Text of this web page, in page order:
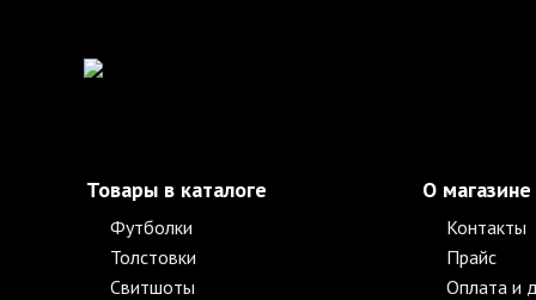
Товары в каталоге
Футболки
Толстовки
Свитшоты
О магазине
Контакты
Прайс
Оплата и